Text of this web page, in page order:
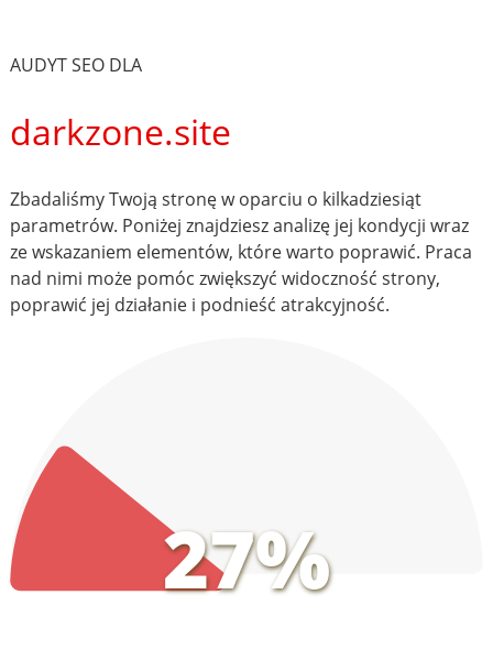
AUDYT SEO DLA
darkzone.site
Zbadaliśmy Twoją stronę w oparciu o kilkadziesiąt
parametrów. Poniżej znajdziesz analizę jej kondycji wraz
ze wskazaniem elementów, które warto poprawić. Praca
nad nimi może pomóc zwiększyć widoczność strony,
poprawić jej działanie i podnieść atrakcyjność.
27%